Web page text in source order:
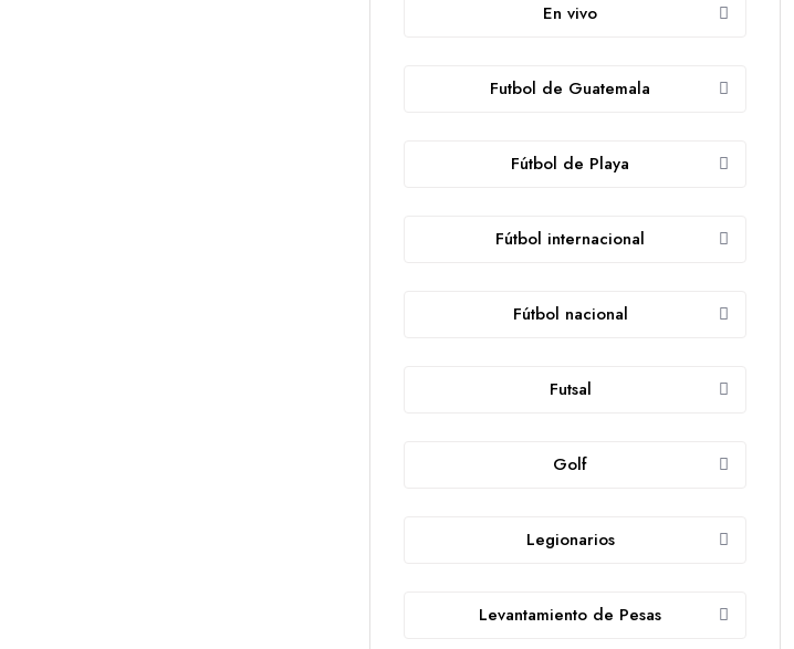
En vivo
Futbol de Guatemala
Fútbol de Playa
Fútbol internacional
Fútbol nacional
Futsal
Golf
Legionarios
Levantamiento de Pesas